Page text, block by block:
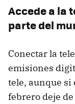
Accede a la
parte del
Conectar la
emisiones
tele, aunque si
febrero deje